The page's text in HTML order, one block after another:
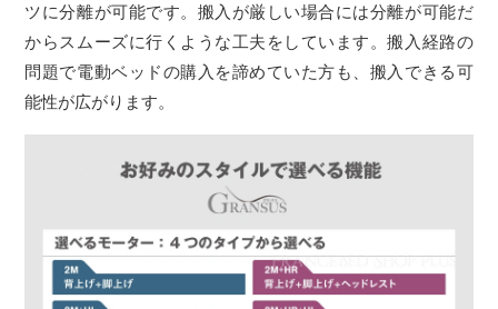
ツに分離が可能です。搬入が厳しい場合には分離が可能だ
からスムーズに行くような工夫をしています。搬入経路の
問題で電動ベッドの購入を諦めていた方も、搬入できる可
能性が広がります。